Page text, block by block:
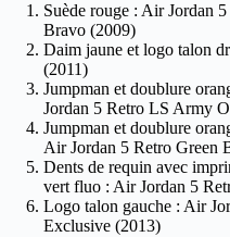
Suède rouge : Air Jordan
Bravo (2009)
Daim jaune et logo talon
(2011)
Jumpman et doublure
Jordan 5 Retro LS Army
Jumpman et doublure
Air Jordan 5 Retro Green
Dents de requin avec
vert fluo : Air Jordan 5
Logo talon gauche : Air
Exclusive (2013)